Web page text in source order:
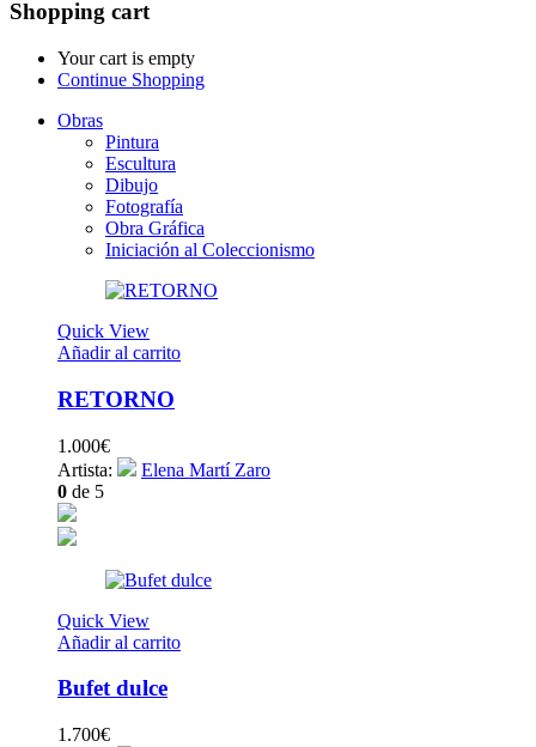
Shopping cart
Your cart is empty
Continue Shopping
Obras
Pintura
Escultura
Dibujo
Fotografía
Obra Gráfica
Iniciación al Coleccionismo
Quick View
Añadir al carrito
RETORNO
1.000€
Artista:
Elena Martí Zaro
0 de 5
Quick View
Añadir al carrito
Bufet dulce
1.700€